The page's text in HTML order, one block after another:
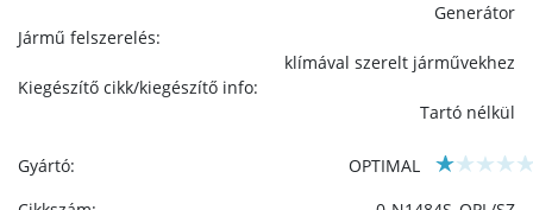
Generátor
Jármű felszerelés:
klímával szerelt járművekhez
Kiegészítő cikk/kiegészítő info:
Tartó nélkül
Gyártó:
OPTIMAL